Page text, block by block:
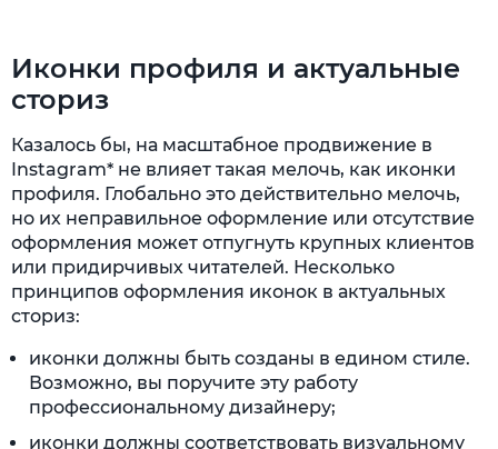
Иконки профиля и актуальные
сториз
Казалось бы, на масштабное продвижение в
Instagram* не влияет такая мелочь, как иконки
профиля. Глобально это действительно мелочь,
но их неправильное оформление или отсутствие
оформления может отпугнуть крупных клиентов
или придирчивых читателей. Несколько
принципов оформления иконок в актуальных
сториз:
иконки должны быть созданы в едином стиле.
Возможно, вы поручите эту работу
профессиональному дизайнеру;
иконки должны соответствовать визуальному